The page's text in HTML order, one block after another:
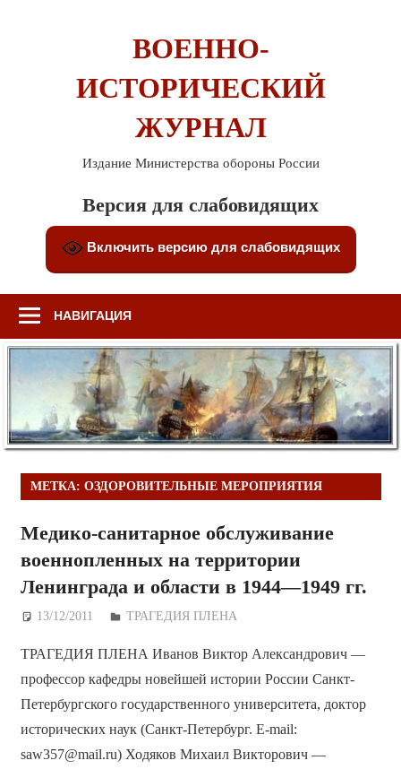
ВОЕННО-
ИСТОРИЧЕСКИЙ
ЖУРНАЛ
Издание Министерства обороны России
Версия для слабовидящих
Включить версию для слабовидящих
НАВИГАЦИЯ
МЕТКА: ОЗДОРОВИТЕЛЬНЫЕ МЕРОПРИЯТИЯ
Медико-санитарное обслуживание
военнопленных на территории
Ленинграда и области в 1944—1949 гг.
13/12/2011 Дежурный по Редакции
ТРАГЕДИЯ ПЛЕНА
ТРАГЕДИЯ ПЛЕНА Иванов Виктор Александрович —
профессор кафедры новейшей истории России Санкт-
Петербургского государственного университета, доктор
исторических наук (Санкт-Петербург. E-mail:
saw357@mail.ru) Ходяков Михаил Викторович —